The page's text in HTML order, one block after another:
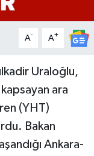
A- A+
Uraloğlu,
ara
(YHT)
Bakan
Ankara-